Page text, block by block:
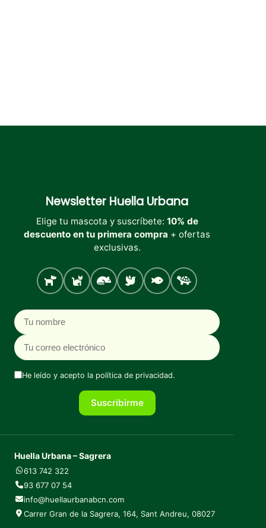
Newsletter Huella Urbana
Elige tu mascota y suscríbete: 10% de
descuento en tu primera compra + ofertas
exclusivas.
Perro Gato Roedores
Aves PecesTortugas
Nombre
Correo electrónico
He leído y acepto la política de privacidad.
Suscribirme
Huella Urbana – Sagrera
613 742 322
93 677 07 54
info@huellaurbanabcn.com
Carrer Gran de la Sagrera, 164, Sant Andreu, 08027